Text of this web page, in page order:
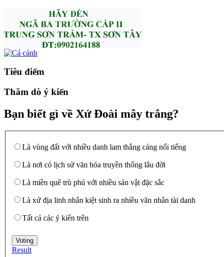
Tiêu điểm
Thăm dò ý kiến
Bạn biết gì về Xứ Đoài mây trắng?
Là vùng đất với nhiều danh lam thắng cảng nổi tiếng
Là nơi có lịch sử văn hóa truyền thống lâu đời
Là miền quê trù phú với nhiều sản vật đặc sắc
Là xứ địa linh nhân kiệt sinh ra nhiều văn nhân tài danh
Tất cả các ý kiến trên
Result